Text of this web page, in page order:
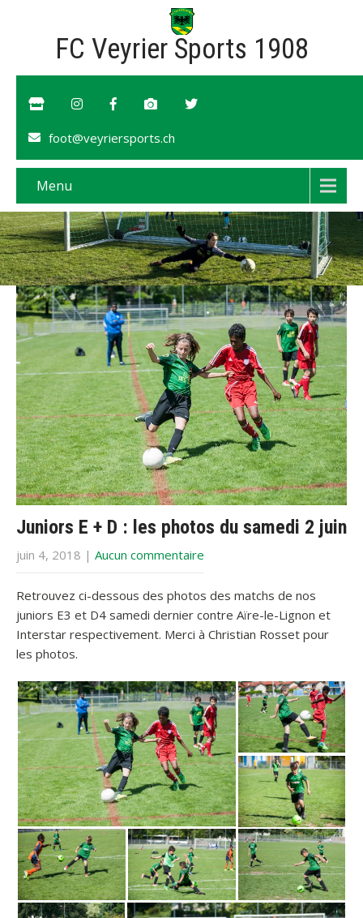
FC Veyrier Sports 1908
foot@veyriersports.ch
Menu
Juniors E + D : les photos du samedi 2 juin
juin 4, 2018 | Aucun commentaire
Retrouvez ci-dessous des photos des matchs de nos
juniors E3 et D4 samedi dernier contre Aïre-le-Lignon et
Interstar respectivement. Merci à Christian Rosset pour
les photos.